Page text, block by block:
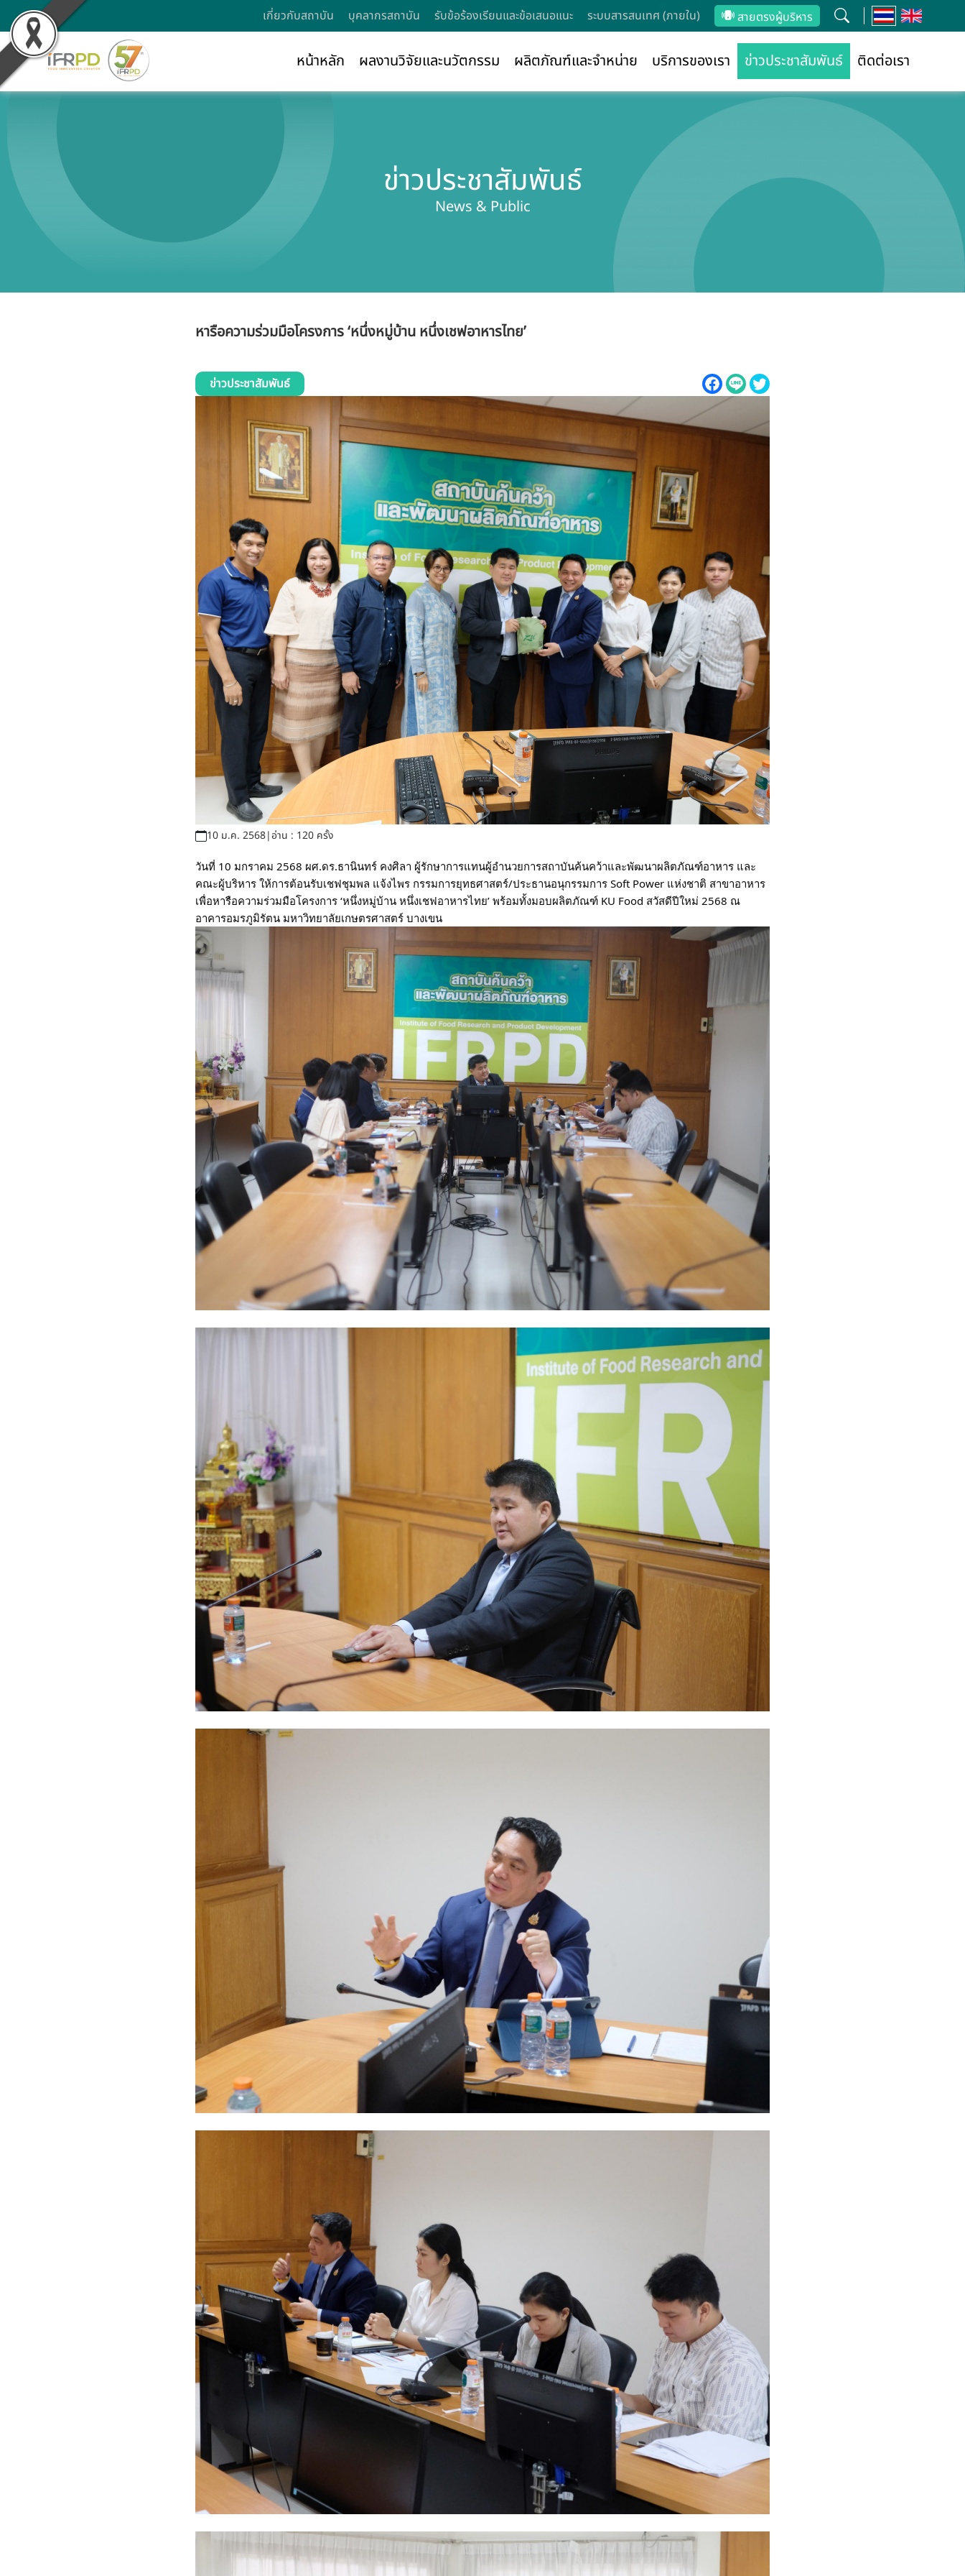
เกี่ยวกับสถาบัน บุคลากรสถาบัน รับข้อร้องเรียนและข้อเสนอแนะ ระบบสารสนเทศ (ภายใน) สายตรงผู้บริหาร
หน้าหลัก ผลงานวิจัยและนวัตกรรม ผลิตภัณฑ์และจำหน่าย บริการของเรา ข่าวประชาสัมพันธ์ ติดต่อเรา
ข่าวประชาสัมพันธ์
News & Public
หารือความร่วมมือโครงการ ‘หนึ่งหมู่บ้าน หนึ่งเชฟอาหารไทย’
ข่าวประชาสัมพันธ์
10 ม.ค. 2568|อ่าน : 120 ครั้ง
วันที่ 10 มกราคม 2568 ผศ.ดร.ธานินทร์ คงศิลา ผู้รักษาการแทนผู้อำนวยการสถาบันค้นคว้าและพัฒนาผลิตภัณฑ์อาหาร และ
คณะผู้บริหาร ให้การต้อนรับเชฟชุมพล แจ้งไพร กรรมการยุทธศาสตร์/ประธานอนุกรรมการ Soft Power แห่งชาติ สาขาอาหาร
เพื่อหารือความร่วมมือโครงการ ‘หนึ่งหมู่บ้าน หนึ่งเชฟอาหารไทย’ พร้อมทั้งมอบผลิตภัณฑ์ KU Food สวัสดีปีใหม่ 2568 ณ
อาคารอมรภูมิรัตน มหาวิทยาลัยเกษตรศาสตร์ บางเขน